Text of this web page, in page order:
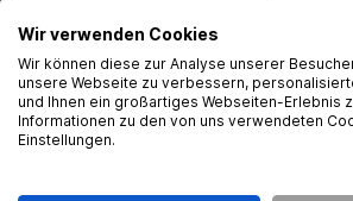
Wir verwenden Cookies
Wir können diese zur Analyse unserer
unsere Webseite zu verbessern,
und Ihnen ein großartiges Webseiten-Erlebnis
Informationen zu den von uns verwendeten
Einstellungen.